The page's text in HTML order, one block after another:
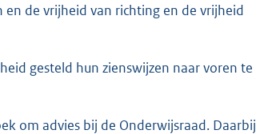
de vrijheid van richting en de vrijheid
gesteld hun zienswijzen naar voren te
om advies bij de Onderwijsraad. Daarbij